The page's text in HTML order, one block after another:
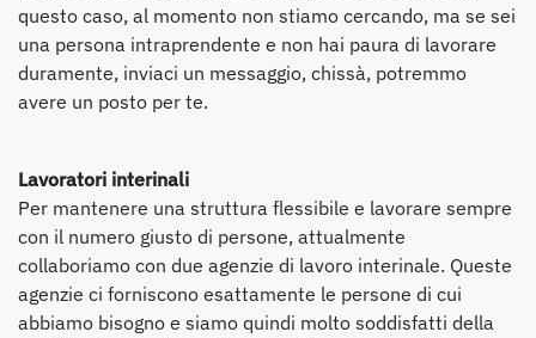
questo caso, al momento non stiamo cercando, ma se sei
una persona intraprendente e non hai paura di lavorare
duramente, inviaci un messaggio, chissà, potremmo
avere un posto per te.
Lavoratori interinali
Per mantenere una struttura flessibile e lavorare sempre
con il numero giusto di persone, attualmente
collaboriamo con due agenzie di lavoro interinale. Queste
agenzie ci forniscono esattamente le persone di cui
abbiamo bisogno e siamo quindi molto soddisfatti della